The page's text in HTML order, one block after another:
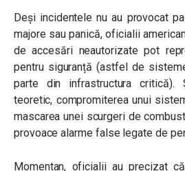
Deși incidentele nu au provocat
majore sau panică, oficialii
de accesări neautorizate pot
pentru siguranță (astfel de
parte din infrastructura critică).
teoretic, compromiterea unui
mascarea unei scurgeri de
provoace alarme false legate de
Momentan, oficialii au precizat